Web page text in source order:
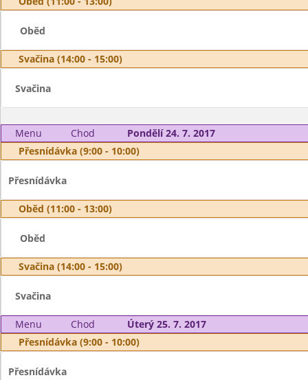
Oběd
Svačina (14:00 - 15:00)
Svačina
Menu Chod
Pondělí 24. 7. 2017
Přesnídávka (9:00 - 10:00)
Přesnídávka
Oběd (11:00 - 13:00)
Oběd
Svačina (14:00 - 15:00)
Svačina
Menu Chod
Úterý 25. 7. 2017
Přesnídávka (9:00 - 10:00)
Přesnídávka